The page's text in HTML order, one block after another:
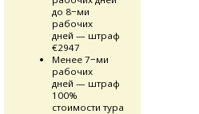
до 8−ми
рабочих
дней — штраф
€2947
Менее 7−ми
рабочих
дней — штраф
100%
стоимости тура